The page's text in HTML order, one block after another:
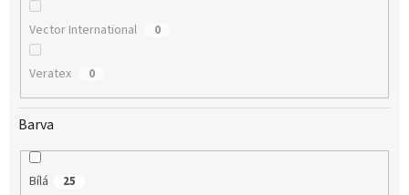
Vector International 0
Veratex 0
Barva
Bílá 25